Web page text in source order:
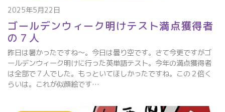
2025年5月22日
ゴールデンウィーク明けテスト満点獲得者
の７人
昨日は暑かったですね～。今日は曇り空です。さて今更ですがゴ
ールデンウィーク明けに行った英単語テスト。今年の満点獲得者
は全部で７人でした。もっといてほしかったですね。この２倍く
らいは。これが似顔絵です…